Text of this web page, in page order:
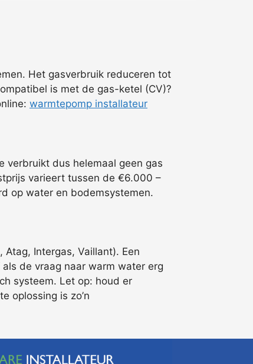
Het gasverbruik reduceren tot
is met de gas-ketel (CV)?
warmtepomp installateur
verbruikt dus helemaal geen gas
varieert tussen de €6.000 –
op water en bodemsystemen.
Intergas, Vaillant). Een
de vraag naar warm water erg
systeem. Let op: houd er
oplossing is zo’n